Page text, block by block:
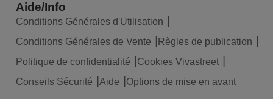
Aide/Info
Conditions Générales d'Utilisation
Conditions Générales de Vente
Règles de publication
Politique de confidentialité
Cookies Vivastreet
Conseils Sécurité
Aide Options de mise en avant